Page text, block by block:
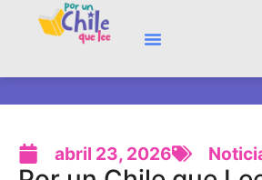
abril 23, 2026